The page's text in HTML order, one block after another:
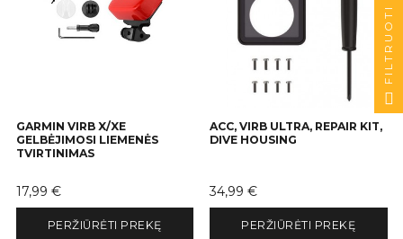
GARMIN VIRB X/XE
GELBĖJIMOSI LIEMENĖS
TVIRTINIMAS
Kaina
17,99 €
PERŽIŪRĖTI PREKĘ
ACC, VIRB ULTRA, REPAIR KIT,
DIVE HOUSING
Kaina
34,99 €
PERŽIŪRĖTI PREKĘ
FILTRUOTI